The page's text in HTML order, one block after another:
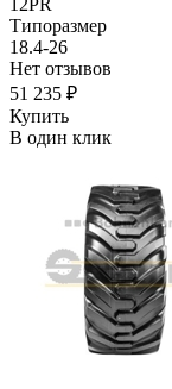
Типоразмер
18.4-26
Нет отзывов
51 235 ₽
Купить
В один клик